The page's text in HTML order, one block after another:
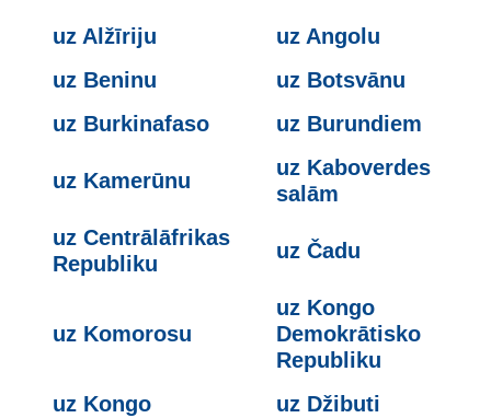
uz Alžīriju
uz Angolu
uz Beninu
uz Botsvānu
uz Burkinafaso
uz Burundiem
uz Kamerūnu
uz Kaboverdes
salām
uz Centrālāfrikas
Republiku
uz Čadu
uz Komorosu
uz Kongo
Demokrātisko
Republiku
uz Kongo
uz Džibuti